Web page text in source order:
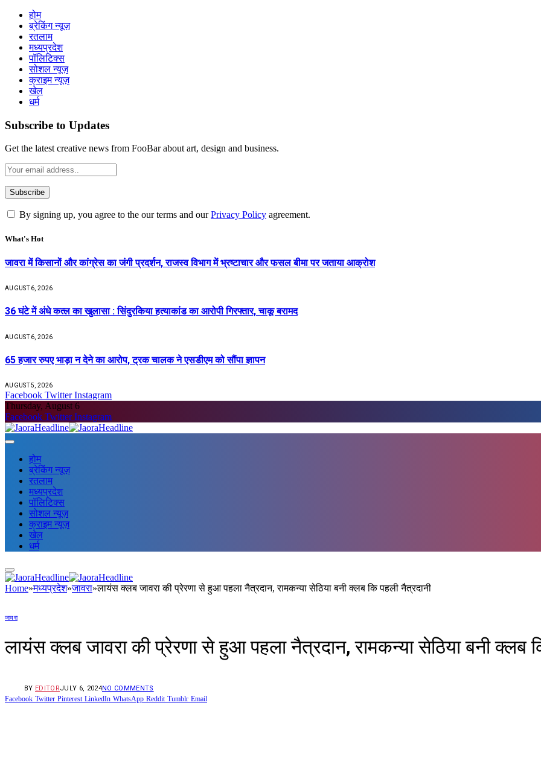
होम
ब्रेकिंग न्यूज़
रतलाम
मध्यप्रदेश
पॉलिटिक्स
सोशल न्यूज़
क्राइम न्यूज़
खेल
धर्म
Subscribe to Updates
Get the latest creative news from FooBar about art, design and business.
By signing up, you agree to the our terms and ourPrivacy Policy agreement.
What's Hot
जावरा में किसानों और कांग्रेस का जंगी प्रदर्शन, राजस्व विभाग में भ्रष्टाचार और फसल बीमा पर जताया आक्रोश
AUGUST 6, 2026
36 घंटे में अंधे कत्ल का खुलासा : सिंदुरकिया हत्याकांड का आरोपी गिरफ्तार, चाकू बरामद
AUGUST 6, 2026
65 हजार रुपए भाड़ा न देने का आरोप, ट्रक चालक ने एसडीएम को सौंपा ज्ञापन
AUGUST 5, 2026
Facebook Twitter Instagram
Thursday, August 6
Facebook Twitter Instagram
होम
ब्रेकिंग न्यूज़
रतलाम
मध्यप्रदेश
पॉलिटिक्स
सोशल न्यूज़
क्राइम न्यूज़
खेल
धर्म
Home»मध्यप्रदेश»जावरा»लायंस क्लब जावरा की प्रेरणा से हुआ पहला नैत्रदान, रामकन्या सेठिया बनी क्लब कि पहली नैत्रदानी
जावरा
लायंस क्लब जावरा की प्रेरणा से हुआ पहला नैत्रदान, रामकन्या सेठिया बनी क्लब
BY EDITORJULY 6, 2024NO COMMENTS
Facebook Twitter Pinterest LinkedIn WhatsApp Reddit Tumblr Email